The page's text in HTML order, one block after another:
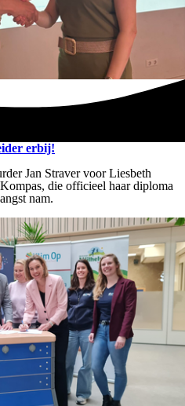
erbij!
Jan Straver voor Liesbeth
die officieel haar diploma
nam.